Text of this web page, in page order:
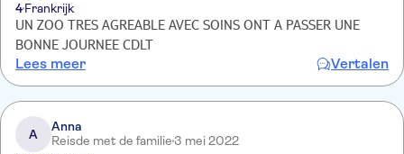
4Frankrijk
UN ZOO TRES AGREABLE AVEC SOINS ONT A PASSER UNE
BONNE JOURNEE CDLT
Lees meer Vertalen
A
Anna
Reisde met de familie3 mei 2022